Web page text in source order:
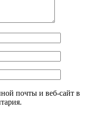
почты и веб-сайт в